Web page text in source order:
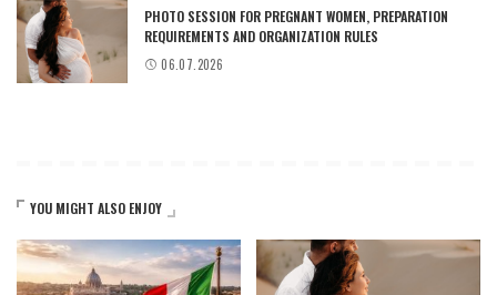
PHOTO SESSION FOR PREGNANT WOMEN, PREPARATION
REQUIREMENTS AND ORGANIZATION RULES
06.07.2026
YOU MIGHT ALSO ENJOY